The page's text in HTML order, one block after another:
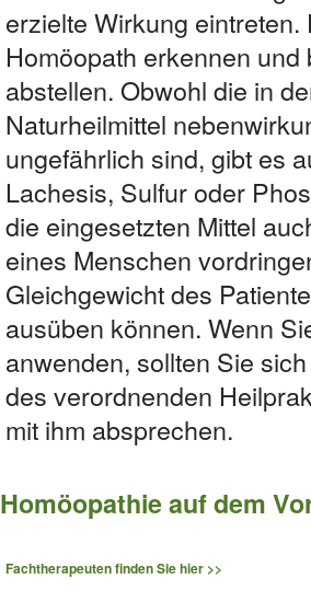
erzielte Wirkung
Homöopath erkennen
abstellen. Obwohl die in
Naturheilmittel
ungefährlich sind, gibt es
Lachesis, Sulfur oder
die eingesetzten Mittel
eines Menschen
Gleichgewicht des
ausüben können. Wenn
anwenden, sollten Sie
des verordnenden
mit ihm absprechen.
Homöopathie auf dem
Fachtherapeuten finden Sie hier >>